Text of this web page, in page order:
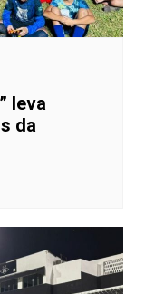
leva
da